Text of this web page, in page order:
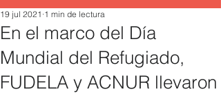
En el marco del Día
Mundial del Refugiado,
FUDELA y ACNUR llevaron
19 jul 2021 1 min de lectura